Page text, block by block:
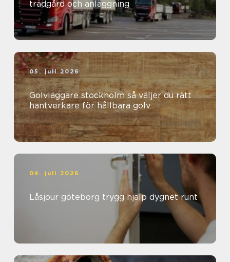
trädgård och anläggning
05. juli 2026
Golvläggare stockholm så väljer du rätt
hantverkare för hållbara golv
04. juli 2026
Låsjour göteborg trygg hjälp dygnet runt